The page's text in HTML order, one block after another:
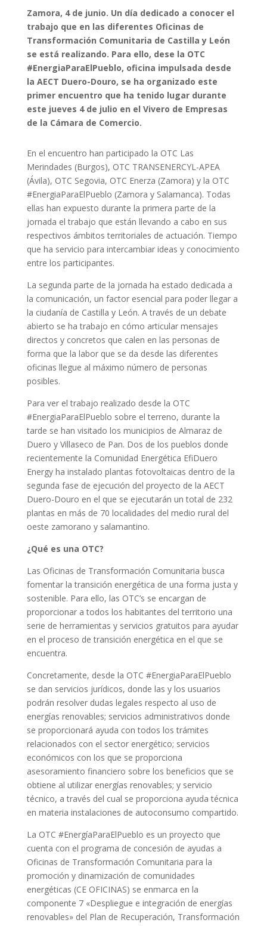
Zamora, 4 de junio. Un día dedicado a conocer el
trabajo que en las diferentes Oficinas de
Transformación Comunitaria de Castilla y León
se está realizando. Para ello, dese la OTC
#EnergiaParaElPueblo, oficina impulsada desde
la AECT Duero-Douro, se ha organizado este
primer encuentro que ha tenido lugar durante
este jueves 4 de julio en el Vivero de Empresas
de la Cámara de Comercio.
En el encuentro han participado la OTC Las
Merindades (Burgos), OTC TRANSENERCYL-APEA
(Ávila), OTC Segovia, OTC Enerza (Zamora) y la OTC
#EnergiaParaElPueblo (Zamora y Salamanca). Todas
ellas han expuesto durante la primera parte de la
jornada el trabajo que están llevando a cabo en sus
respectivos ámbitos territoriales de actuación. Tiempo
que ha servicio para intercambiar ideas y conocimiento
entre los participantes.
La segunda parte de la jornada ha estado dedicada a
la comunicación, un factor esencial para poder llegar a
la ciudanía de Castilla y León. A través de un debate
abierto se ha trabajo en cómo articular mensajes
directos y concretos que calen en las personas de
forma que la labor que se da desde las diferentes
oficinas llegue al máximo número de personas
posibles.
Para ver el trabajo realizado desde la OTC
#EnergiaParaElPueblo sobre el terreno, durante la
tarde se han visitado los municipios de Almaraz de
Duero y Villaseco de Pan. Dos de los pueblos donde
recientemente la Comunidad Energética EfiDuero
Energy ha instalado plantas fotovoltaicas dentro de la
segunda fase de ejecución del proyecto de la AECT
Duero-Douro en el que se ejecutarán un total de 232
plantas en más de 70 localidades del medio rural del
oeste zamorano y salamantino.
¿Qué es una OTC?
Las Oficinas de Transformación Comunitaria busca
fomentar la transición energética de una forma justa y
sostenible. Para ello, las OTC’s se encargan de
proporcionar a todos los habitantes del territorio una
serie de herramientas y servicios gratuitos para ayudar
en el proceso de transición energética en el que se
encuentra.
Concretamente, desde la OTC #EnergiaParaElPueblo
se dan servicios jurídicos, donde las y los usuarios
podrán resolver dudas legales respecto al uso de
energías renovables; servicios administrativos donde
se proporcionará ayuda con todos los trámites
relacionados con el sector energético; servicios
económicos con los que se proporciona
asesoramiento financiero sobre los beneficios que se
obtiene al utilizar energías renovables; y servicio
técnico, a través del cual se proporciona ayuda técnica
en materia instalaciones de autoconsumo compartido.
La OTC #EnergíaParaElPueblo es un proyecto que
cuenta con el programa de concesión de ayudas a
Oficinas de Transformación Comunitaria para la
promoción y dinamización de comunidades
energéticas (CE OFICINAS) se enmarca en la
componente 7 «Despliegue e integración de energías
renovables» del Plan de Recuperación, Transformación